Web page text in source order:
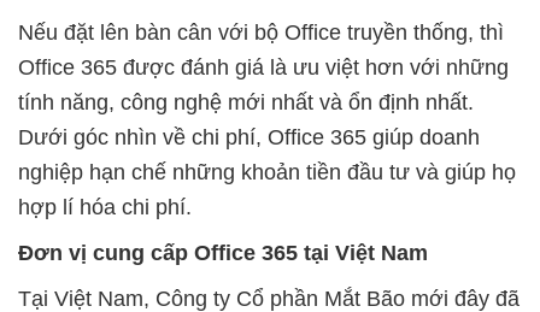
Nếu đặt lên bàn cân với bộ Office truyền thống, thì
Office 365 được đánh giá là ưu việt hơn với những
tính năng, công nghệ mới nhất và ổn định nhất.
Dưới góc nhìn về chi phí, Office 365 giúp doanh
nghiệp hạn chế những khoản tiền đầu tư và giúp họ
hợp lí hóa chi phí.
Đơn vị cung cấp Office 365 tại Việt Nam
Tại Việt Nam, Công ty Cổ phần Mắt Bão mới đây đã